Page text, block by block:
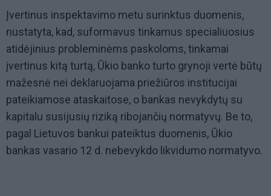
Įvertinus inspektavimo metu surinktus duomenis,
nustatyta, kad, suformavus tinkamus specialiuosius
atidėjinius probleminėms paskoloms, tinkamai
įvertinus kitą turtą, Ūkio banko turto grynoji vertė būtų
mažesnė nei deklaruojama priežiūros institucijai
pateikiamose ataskaitose, o bankas nevykdytų su
kapitalu susijusių riziką ribojančių normatyvų. Be to,
pagal Lietuvos bankui pateiktus duomenis, Ūkio
bankas vasario 12 d. nebevykdo likvidumo normatyvo.